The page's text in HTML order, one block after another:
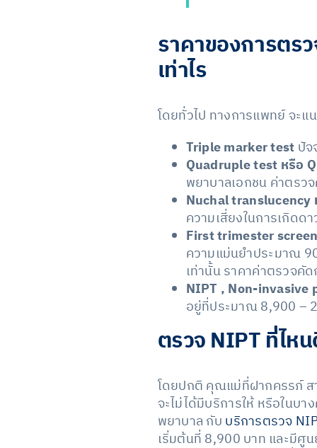
ราคาของการตร
เท่าไร
โดยทั่วไป ทางการแพทย์ จะ
Triple marker test ปั
Quadruple test หรือ
พยาบาลเอกชน ค่าตร
Nuchal translucency
ความเสี่ยงในการเกิดด
First trimester
ความแม่นยำประมาณ
เท่านั้น ราคาค่าตรวจ
NIPT , Non-invasive
อยู่ที่ประมาณ 8,900 –
ตรวจ NIPT ที่ไห
โดยปกติ คุณแม่ที่ฝากครรภ์ ส
จะไม่ได้มีบริการให้ หรือในบ
พยาบาล กับ บริการตรวจ
เริ่มต้นที่ 8,900 บาท และมีศู